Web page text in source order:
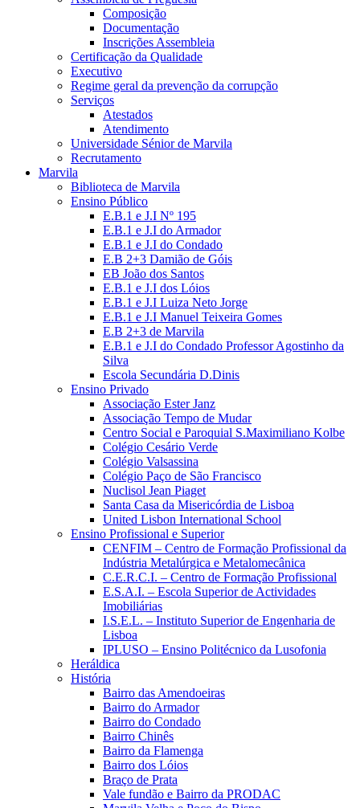
Composição
Documentação
Inscrições Assembleia
Certificação da Qualidade
Executivo
Regime geral da prevenção da corrupção
Serviços
Atestados
Atendimento
Universidade Sénior de Marvila
Recrutamento
Marvila
Biblioteca de Marvila
Ensino Público
E.B.1 e J.I Nº 195
E.B.1 e J.I do Armador
E.B.1 e J.I do Condado
E.B 2+3 Damião de Góis
EB João dos Santos
E.B.1 e J.I dos Lóios
E.B.1 e J.I Luiza Neto Jorge
E.B.1 e J.I Manuel Teixeira Gomes
E.B 2+3 de Marvila
E.B.1 e J.I do Condado Professor Agostinho da
Silva
Escola Secundária D.Dinis
Ensino Privado
Associação Ester Janz
Associação Tempo de Mudar
Centro Social e Paroquial S.Maximiliano Kolbe
Colégio Cesário Verde
Colégio Valsassina
Colégio Paço de São Francisco
Nuclisol Jean Piaget
Santa Casa da Misericórdia de Lisboa
United Lisbon International School
Ensino Profissional e Superior
CENFIM – Centro de Formação Profissional da
Indústria Metalúrgica e Metalomecânica
C.E.R.C.I. – Centro de Formação Profissional
E.S.A.I. – Escola Superior de Actividades
Imobiliárias
I.S.E.L. – Instituto Superior de Engenharia de
Lisboa
IPLUSO – Ensino Politécnico da Lusofonia
Heráldica
História
Bairro das Amendoeiras
Bairro do Armador
Bairro do Condado
Bairro Chinês
Bairro da Flamenga
Bairro dos Lóios
Braço de Prata
Vale fundão e Bairro da PRODAC